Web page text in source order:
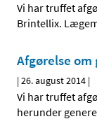
Vi har truffet
Brintellix.
Afgørelse
|26. august 2014 |
Vi har truffet
herunder